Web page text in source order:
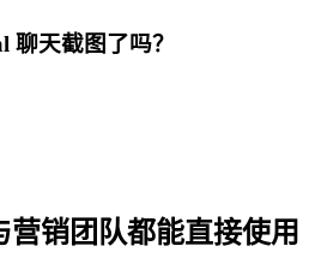
聊天截图了吗？
销团队都能直接使用